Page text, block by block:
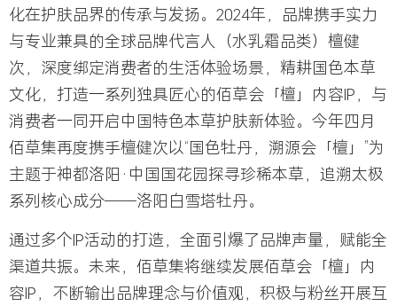
化在护肤品界的传承与发扬。 2024年，品牌携手实力
与专业兼具的全球品牌代言人 （水乳霜品类）檀健
次，深度绑定消费者的生活体验场景，精耕国色本草
文化， 打造一系列独具匠心的佰草会「檀」内容IP，与
消费者一同开启中国特色本草护肤新体验。 今年四月
佰草集再度携手檀健次以“国色牡丹，溯源会「檀」”为
主题于神都洛阳·中国国花园探寻珍稀本草，追溯太极
系列核心成分——洛阳白雪塔牡丹。
通过多个IP活动的打造，全面引爆了品牌声量，赋能全
渠道共振。未来， 佰草集将继续发展佰草会「檀」内
容IP， 不断输出品牌理念与价值观，积极与粉丝开展互